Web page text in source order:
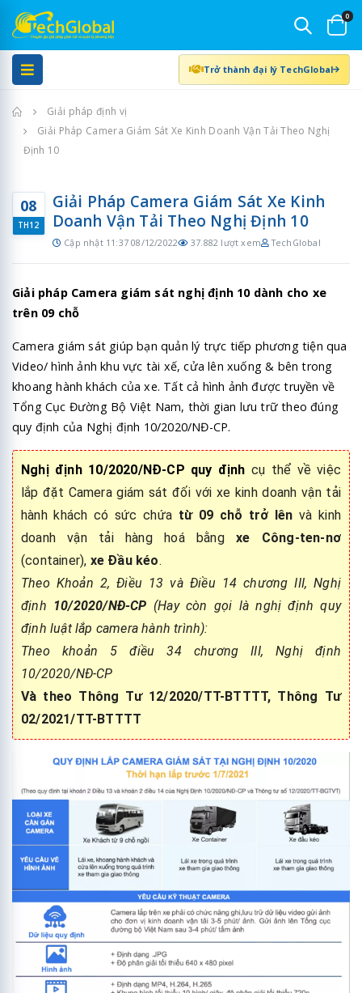
0
Trở thành đại lý TechGlobal
Trang chủGiải pháp định vị
Giải Pháp Camera Giám Sát Xe Kinh Doanh Vận Tải Theo Nghị
Định 10
08
TH12
Giải Pháp Camera Giám Sát Xe Kinh
Doanh Vận Tải Theo Nghị Định 10
Cập nhật 11:37 08/12/2022 37.882 lượt xem TechGlobal
Giải pháp Camera giám sát nghị định 10 dành cho xe
trên 09 chỗ
Camera giám sát giúp bạn quản lý trực tiếp phương tiện qua
Video/ hình ảnh khu vực tài xế, cửa lên xuống & bên trong
khoang hành khách của xe. Tất cả hình ảnh được truyền về
Tổng Cục Đường Bộ Việt Nam, thời gian lưu trữ theo đúng
quy định của Nghị định 10/2020/NĐ-CP.
Nghị định 10/2020/NĐ-CP quy định cụ thể về việc
lắp đặt Camera giám sát đối với xe kinh doanh vận tải
hành khách có sức chứa từ 09 chỗ trở lên và kinh
doanh vận tải hàng hoá bằngxe Công-ten-nơ
(container), xe Đầu kéo.
Theo Khoản 2, Điều 13 và Điều 14 chương III, Nghị
định 10/2020/NĐ-CP (Hay còn gọi là nghị định quy
định luật lắp camera hành trình):
Theo khoản 5 điều 34 chương III, Nghị định
10/2020/NĐ-CP
Và theo Thông Tư 12/2020/TT-BTTTT, Thông Tư
02/2021/TT-BTTTT